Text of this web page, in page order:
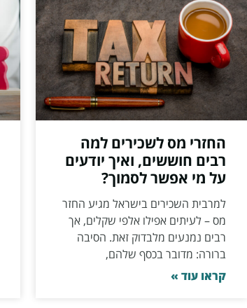
החזרי מס לשכירים למה
רבים חוששים, ואיך יודעים
על מי אפשר לסמוך?
למרבית השכירים בישראל מגיע החזר
מס – לעיתים אפילו אלפי שקלים, אך
רבים נמנעים מלבדוק זאת. הסיבה
ברורה: מדובר בכסף שלהם,
קראו עוד »